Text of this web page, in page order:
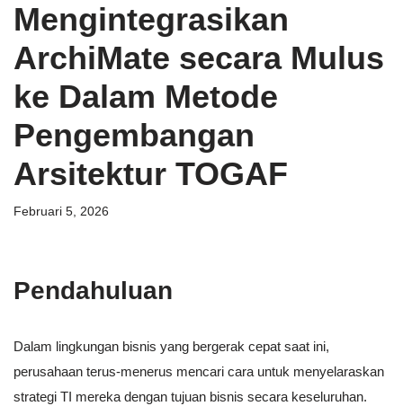
Mengintegrasikan
ArchiMate secara Mulus
ke Dalam Metode
Pengembangan
Arsitektur TOGAF
Februari 5, 2026
Pendahuluan
Dalam lingkungan bisnis yang bergerak cepat saat ini,
perusahaan terus-menerus mencari cara untuk menyelaraskan
strategi TI mereka dengan tujuan bisnis secara keseluruhan.